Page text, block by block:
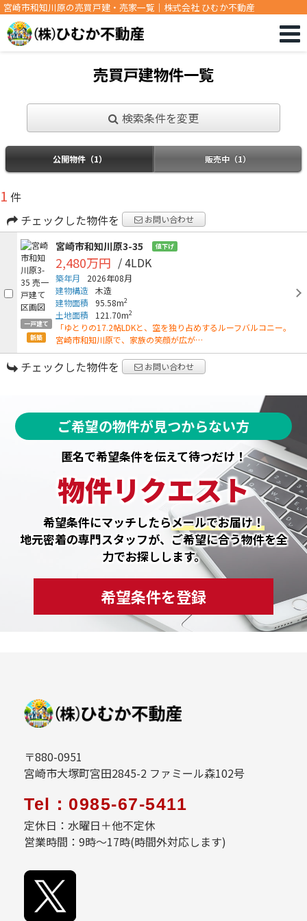
宮崎市和知川原の売買戸建・売家一覧｜株式会社 ひむか不動産
売買戸建物件一覧
検索条件を変更
公開物件（1） 販売中（1）
1 件
チェックした物件を
お問い合わせ
一戸建て
新築
宮崎市和知川原3-35 値下げ
2,480万円 / 4LDK
築年月
2026年08月
建物構造 木造
建物面積
95.58m2
土地面積 121.70m2
「ゆとりの17.2帖LDKと、空を独り占めするルーフバルコニー。
宮崎市和知川原で、家族の笑顔が広が…
チェックした物件を お問い合わせ
ご希望の物件が見つからない方
匿名で希望条件を伝えて待つだけ！
物件リクエスト
希望条件にマッチしたらメールでお届け！
地元密着の専門スタッフが、ご希望に合う物件を全
力でお探しします。
希望条件を登録
〒880-0951
宮崎市大塚町宮田2845-2 ファミール森102号
Tel：0985-67-5411
定休日：水曜日＋他不定休
営業時間：9時～17時(時間外対応します)